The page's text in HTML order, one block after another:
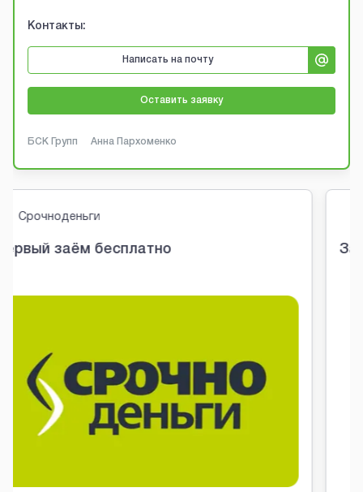
Контакты:
Написать на почту
Оставить заявку
БСК Групп Анна Пархоменко
OneClickMoney
Займ в OneClickMoney